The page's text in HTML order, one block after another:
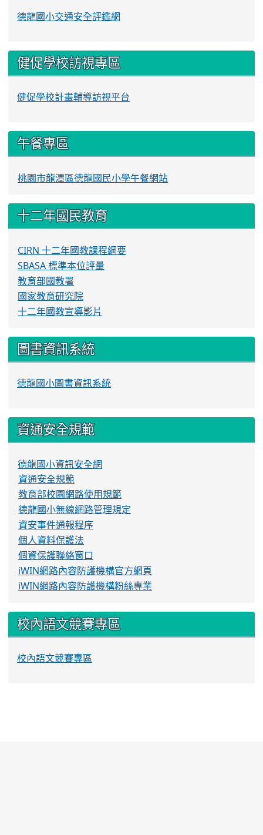
德龍國小交通安全評鑑網
健促學校訪視專區
健促學校計畫輔導訪視平台
午餐專區
桃園市龍潭區德龍國民小學午餐網站
十二年國民教育
CIRN 十二年國教課程綱要
SBASA 標準本位評量
教育部國教署
國家教育研究院
十二年國教宣導影片
圖書資訊系統
德龍國小圖書資訊系統
資通安全規範
德龍國小資訊安全網
資通安全規範
教育部校園網路使用規範
德龍國小無線網路管理規定
資安事件通報程序
個人資料保護法
個資保護聯絡窗口
iWIN網路內容防護機構官方網頁
iWIN網路內容防護機構粉絲專業
校內語文競賽專區
校內語文競賽專區